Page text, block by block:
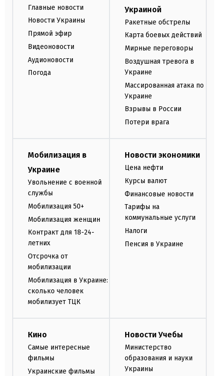
Главные новости
Новости Украины
Прямой эфир
Видеоновости
Аудионовости
Погода
Украиной
Ракетные обстрелы
Карта боевых действий
Мирные переговоры
Воздушная тревога в
Украине
Массированная атака по
Украине
Взрывы в России
Потери врага
Мобилизация в
Украине
Увольнение с военной
службы
Мобилизация 50+
Мобилизация женщин
Контракт для 18-24-
летних
Отсрочка от
мобилизации
Мобилизация в Украине:
сколько человек
мобилизует ТЦК
Новости экономики
Цена нефти
Курсы валют
Финансовые новости
Тарифы на
коммунальные услуги
Налоги
Пенсия в Украине
Кино
Самые интересные
фильмы
Украинские фильмы
Новости Учебы
Министерство
образования и науки
Украины